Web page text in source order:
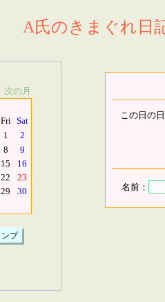
A氏のきまぐれ日
次の月
Fri Sat
1
2
8
9
15
16
22
23
29 30
この日の
名前：